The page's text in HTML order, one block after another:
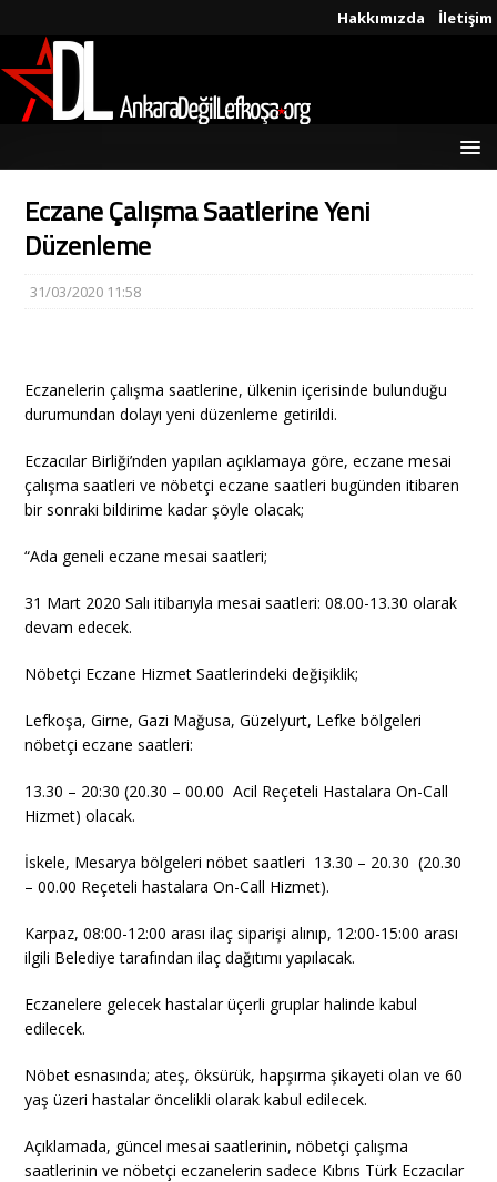
Hakkımızda İletişim
Eczane Çalışma Saatlerine Yeni
Düzenleme
31/03/2020 11:58
Eczanelerin çalışma saatlerine, ülkenin içerisinde bulunduğu
durumundan dolayı yeni düzenleme getirildi.
Eczacılar Birliği’nden yapılan açıklamaya göre, eczane mesai
çalışma saatleri ve nöbetçi eczane saatleri bugünden itibaren
bir sonraki bildirime kadar şöyle olacak;
“Ada geneli eczane mesai saatleri;
31 Mart 2020 Salı itibarıyla mesai saatleri: 08.00-13.30 olarak
devam edecek.
Nöbetçi Eczane Hizmet Saatlerindeki değişiklik;
Lefkoşa, Girne, Gazi Mağusa, Güzelyurt, Lefke bölgeleri
nöbetçi eczane saatleri:
13.30 – 20:30 (20.30 – 00.00 Acil Reçeteli Hastalara On-Call
Hizmet) olacak.
İskele, Mesarya bölgeleri nöbet saatleri 13.30 – 20.30 (20.30
– 00.00 Reçeteli hastalara On-Call Hizmet).
Karpaz, 08:00-12:00 arası ilaç siparişi alınıp, 12:00-15:00 arası
ilgili Belediye tarafından ilaç dağıtımı yapılacak.
Eczanelere gelecek hastalar üçerli gruplar halinde kabul
edilecek.
Nöbet esnasında; ateş, öksürük, hapşırma şikayeti olan ve 60
yaş üzeri hastalar öncelikli olarak kabul edilecek.
Açıklamada, güncel mesai saatlerinin, nöbetçi çalışma
saatlerinin ve nöbetçi eczanelerin sadece Kıbrıs Türk Eczacılar